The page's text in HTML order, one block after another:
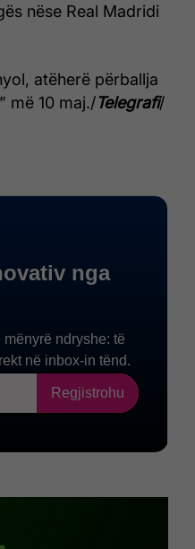
nëse Real Madridi
atëherë përballja
më 10 maj./Telegrafi/